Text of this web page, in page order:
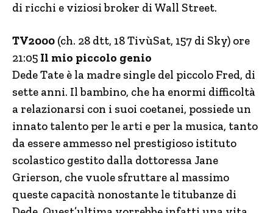
di ricchi e viziosi broker di Wall Street.
TV2000 (ch. 28 dtt, 18 TivùSat, 157 di Sky) ore
21:05 Il mio piccolo genio
Dede Tate è la madre single del piccolo Fred, di
sette anni. Il bambino, che ha enormi difficoltà
a relazionarsi con i suoi coetanei, possiede un
innato talento per le arti e per la musica, tanto
da essere ammesso nel prestigioso istituto
scolastico gestito dalla dottoressa Jane
Grierson, che vuole sfruttare al massimo
queste capacità nonostante le titubanze di